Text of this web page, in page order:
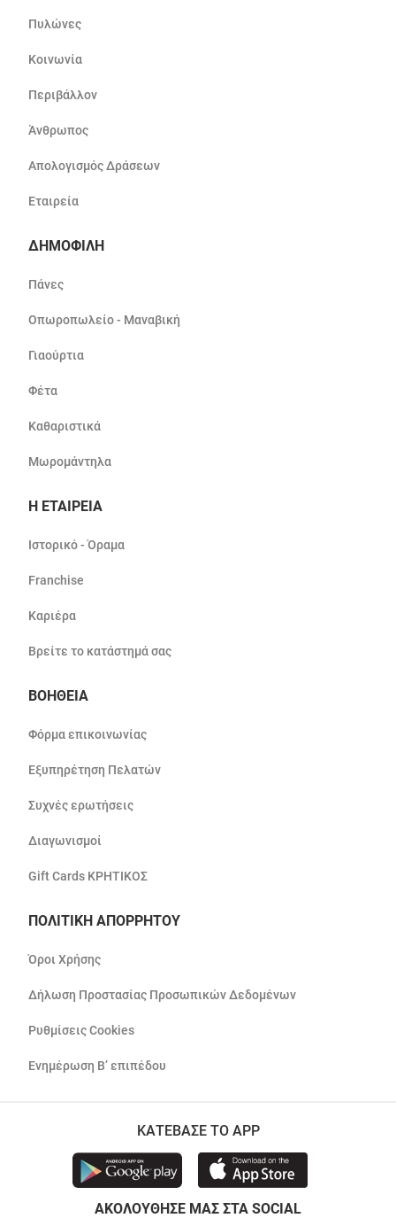
Πυλώνες
Κοινωνία
Περιβάλλον
Άνθρωπος
Απολογισμός Δράσεων
Εταιρεία
ΔΗΜΟΦΙΛΗ
Πάνες
Οπωροπωλείο - Μαναβική
Γιαούρτια
Φέτα
Καθαριστικά
Μωρομάντηλα
Η ΕΤΑΙΡΕΙΑ
Ιστορικό - Όραμα
Franchise
Καριέρα
Βρείτε το κατάστημά σας
ΒΟΗΘΕΙΑ
Φόρμα επικοινωνίας
Εξυπηρέτηση Πελατών
Συχνές ερωτήσεις
Διαγωνισμοί
Gift Cards ΚΡΗΤΙΚΟΣ
ΠΟΛΙΤΙΚΗ ΑΠΟΡΡΗΤΟΥ
Όροι Χρήσης
Δήλωση Προστασίας Προσωπικών Δεδομένων
Ρυθμίσεις Cookies
Ενημέρωση Β’ επιπέδου
ΚΑΤΕΒΑΣΕ ΤΟ APP
ΑΚΟΛΟΥΘΗΣΕ ΜΑΣ ΣΤΑ SOCIAL